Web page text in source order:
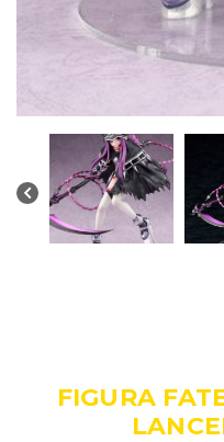
FIGURA